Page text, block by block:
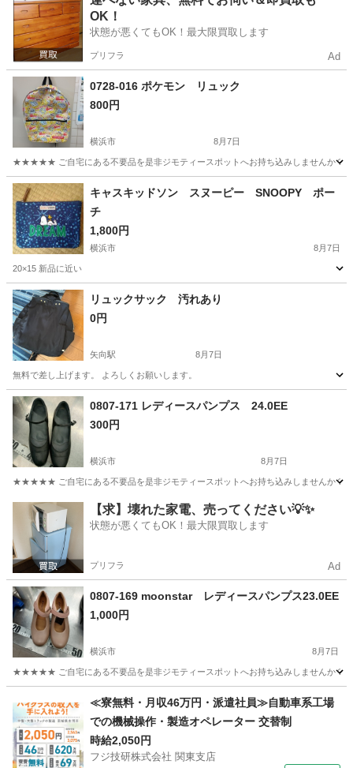
OK！
状態が悪くてもOK！最大限買取します
プリフラ Ad
0728-016 ポケモン リュック
800円
横浜市 8月7日
★★★★★ ご自宅にある不要品を是非ジモティースポットへお持ち込みしませんか？
神奈川 横浜市 バッグ ポケモン
キャスキッドソン スヌーピー SNOOPY ポー
チ
1,800円
横浜市 8月7日
20×15 新品に近い
神奈川 横浜市 バッグ キャスキッドソン
リュックサック 汚れあり
0円
矢向駅 8月7日
無料で差し上げます。 よろしくお願いします。
神奈川 横浜市 バッグ
0807-171 レディースパンプス 24.0EE
300円
横浜市 8月7日
★★★★★ ご自宅にある不要品を是非ジモティースポットへお持ち込みしませんか？
神奈川 靴 現地
【求】壊れた家電、売ってください💡✨
状態が悪くてもOK！最大限買取します
プリフラ Ad
0807-169 moonstar レディースパンプス23.0EE
1,000円
横浜市 8月7日
★★★★★ ご自宅にある不要品を是非ジモティースポットへお持ち込みしませんか？
靴 現地
≪寮無料・月収46万円・派遣社員≫自動車系工場
での機械操作・製造オペレーター 交替制
時給2,050円
フジ技研株式会社 関東支店